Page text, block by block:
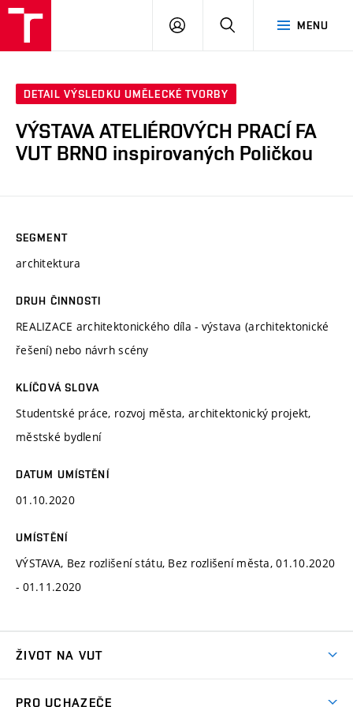
MENU
PŘIHLÁSIT
DETAIL VÝSLEDKU UMĚLECKÉ TVORBY
VÝSTAVA ATELIÉROVÝCH PRACÍ FA
VUT BRNO inspirovaných Poličkou
SEGMENT
architektura
DRUH ČINNOSTI
REALIZACE architektonického díla - výstava (architektonické
řešení) nebo návrh scény
KLÍČOVÁ SLOVA
Studentské práce, rozvoj města, architektonický projekt,
městské bydlení
DATUM UMÍSTĚNÍ
01.10.2020
UMÍSTĚNÍ
VÝSTAVA, Bez rozlišení státu, Bez rozlišení města, 01.10.2020
- 01.11.2020
ŽIVOT NA VUT
PRO UCHAZEČE